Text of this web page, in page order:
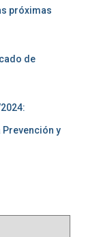
próximas
de
Prevención y